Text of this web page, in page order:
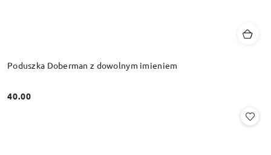
Poduszka Doberman z dowolnym imieniem
Cena:
40.00